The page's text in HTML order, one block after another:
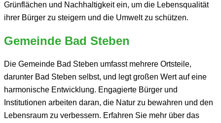
Grünflächen und Nachhaltigkeit ein, um die Lebensqualität
ihrer Bürger zu steigern und die Umwelt zu schützen.
Gemeinde Bad Steben
Die Gemeinde Bad Steben umfasst mehrere Ortsteile,
darunter Bad Steben selbst, und legt großen Wert auf eine
harmonische Entwicklung. Engagierte Bürger und
Institutionen arbeiten daran, die Natur zu bewahren und den
Lebensraum zu verbessern. Erfahren Sie mehr über das